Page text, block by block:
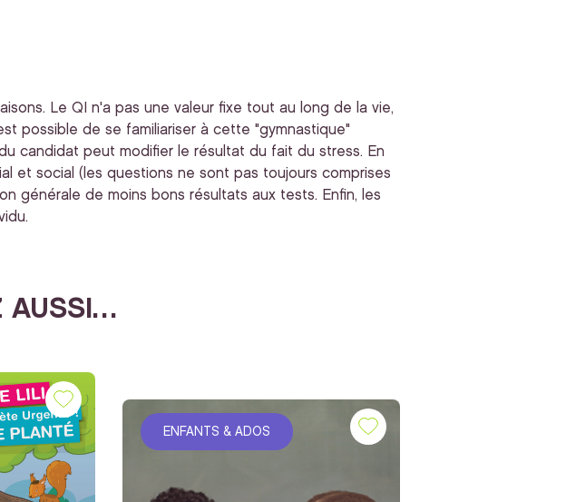
Le QI n'a pas une valeur fixe tout au long de la vie,
possible de se familiariser à cette "gymnastique"
candidat peut modifier le résultat du fait du stress. En
et social (les questions ne sont pas toujours comprises
générale de moins bons résultats aux tests. Enfin, les
AUSSI…
ENFANTS & ADOS